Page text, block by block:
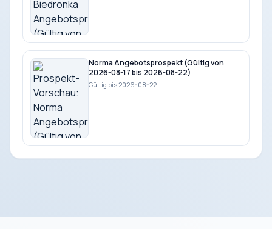
Norma Angebotsprospekt (Gültig von
2026-08-17 bis 2026-08-22)
Gültig bis 2026-08-22